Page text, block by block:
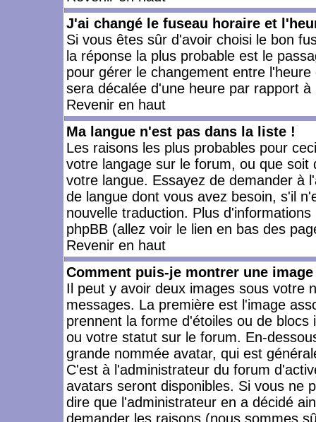
J'ai changé le fuseau horaire et
Si vous êtes sûr d'avoir choisi le bon
la réponse la plus probable est le
pour gérer le changement entre
sera décalée d'une heure par rapport à
Revenir en haut
Ma langue n'est pas dans la liste !
Les raisons les plus probables pour
votre langage sur le forum, ou que
votre langue. Essayez de demander à
de langue dont vous avez besoin, s'il
nouvelle traduction. Plus
phpBB (allez voir le lien en bas des
Revenir en haut
Comment puis-je montrer une
Il peut y avoir deux images sous votre
messages. La première est l'image
prennent la forme d'étoiles ou de
ou votre statut sur le forum. En-
grande nommée avatar, qui est
C'est à l'administrateur du forum
avatars seront disponibles. Si vous ne
dire que l'administrateur en a décidé
demander les raisons (nous sommes